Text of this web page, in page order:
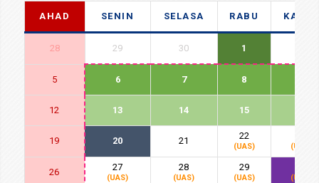
AHAD SENIN SELASA RABU KAMIS
28 29 30 1
5 6 7 8
12 13 14 15
19 20 21 22
(UAS) (UAS)
26 27
(UAS)
28
(UAS)
29
(UAS) (UAS)